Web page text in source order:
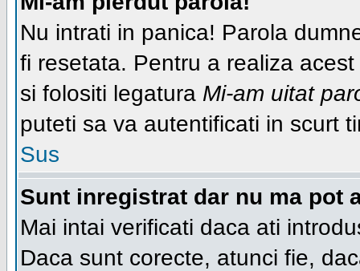
Nu intrati in panica! Parola
fi resetata. Pentru a realiza
si folositi legatura Mi-am uitat
puteti sa va autentificati in scurt
Sus
Sunt inregistrat dar nu ma pot
Mai intai verificati daca ati
Daca sunt corecte, atunci fie,